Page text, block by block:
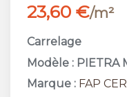
23,60 €/m²
Carrelage
Modèle : PIETRA
Marque : FAP